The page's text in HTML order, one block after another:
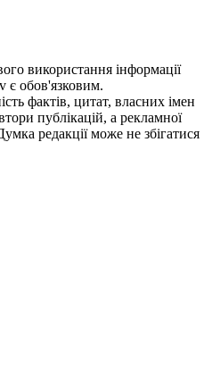
використання iнформацiї
є обов'язковим.
фактів, цитат, власних імен
публікацій, а рекламної
редакцiї може не збiгатися